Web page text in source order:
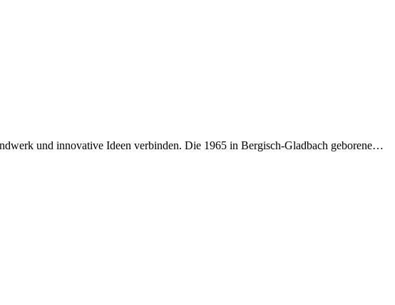
und innovative Ideen verbinden. Die 1965 in Bergisch-Gladbach geborene…